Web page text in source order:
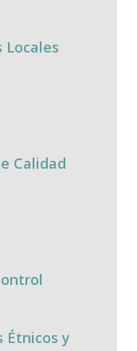
Locales
Calidad
Étnicos y